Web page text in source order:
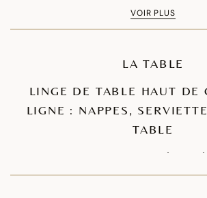
VOIR PLUS
LA TABLE
LINGE DE TABLE HAUT DE
LIGNE : NAPPES,
TABLE